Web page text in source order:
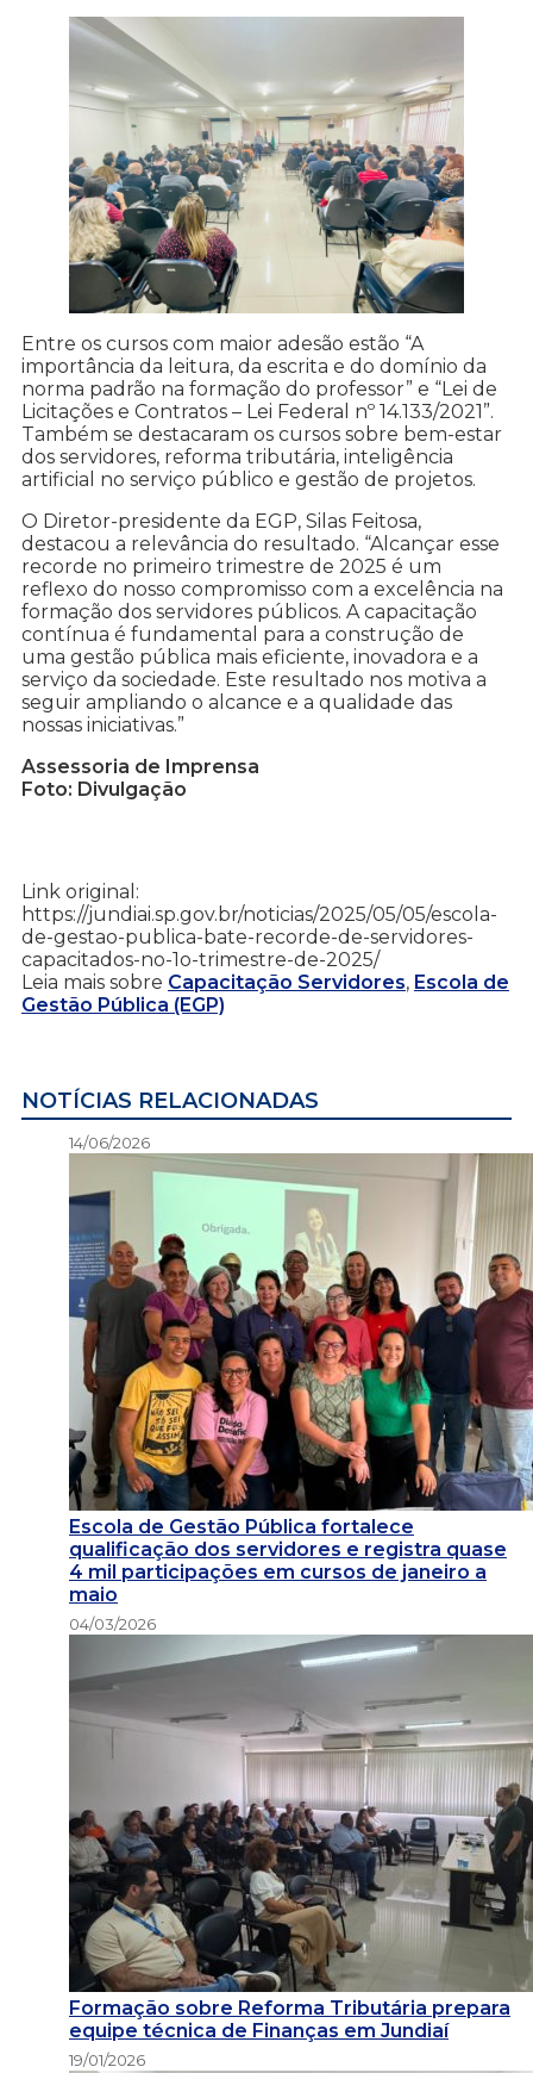
Entre os cursos com maior adesão estão “A
importância da leitura, da escrita e do domínio da
norma padrão na formação do professor” e “Lei de
Licitações e Contratos – Lei Federal nº 14.133/2021”.
Também se destacaram os cursos sobre bem-estar
dos servidores, reforma tributária, inteligência
artificial no serviço público e gestão de projetos.
O Diretor-presidente da EGP, Silas Feitosa,
destacou a relevância do resultado. “Alcançar esse
recorde no primeiro trimestre de 2025 é um
reflexo do nosso compromisso com a excelência na
formação dos servidores públicos. A capacitação
contínua é fundamental para a construção de
uma gestão pública mais eficiente, inovadora e a
serviço da sociedade. Este resultado nos motiva a
seguir ampliando o alcance e a qualidade das
nossas iniciativas.”
Assessoria de Imprensa
Foto: Divulgação
Link original:
https://jundiai.sp.gov.br/noticias/2025/05/05/escola-
de-gestao-publica-bate-recorde-de-servidores-
capacitados-no-1o-trimestre-de-2025/
Leia mais sobre Capacitação Servidores, Escola de
Gestão Pública (EGP)
NOTÍCIAS RELACIONADAS
14/06/2026
Escola de Gestão Pública fortalece
qualificação dos servidores e registra quase
4 mil participações em cursos de janeiro a
maio
04/03/2026
Formação sobre Reforma Tributária prepara
equipe técnica de Finanças em Jundiaí
19/01/2026